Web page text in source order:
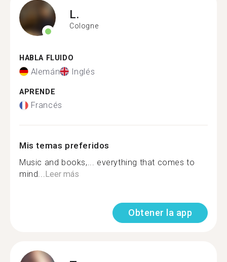
L.
Cologne
HABLA FLUIDO
Alemán Inglés
APRENDE
Francés
Mis temas preferidos
Music and books,... everything that comes to
mind...Leer más
Obtener la app